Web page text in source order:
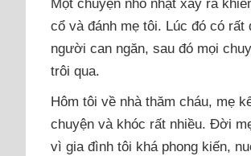
Một chuyện nhỏ nhặt xảy ra
cổ và đánh mẹ tôi. Lúc đó có rất
người can ngăn, sau đó mọi
trôi qua.
Hôm tôi về nhà thăm cháu, mẹ
chuyện và khóc rất nhiều. Đời
vì gia đình tôi khá phong kiến,